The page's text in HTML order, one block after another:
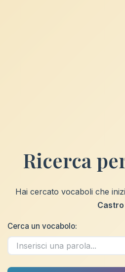
Ricerca
Hai cercato vocaboli che
Castro
Cerca un vocabolo: